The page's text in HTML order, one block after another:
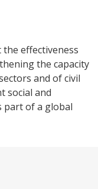
effectiveness
the capacity
and of civil
social and
part of a global